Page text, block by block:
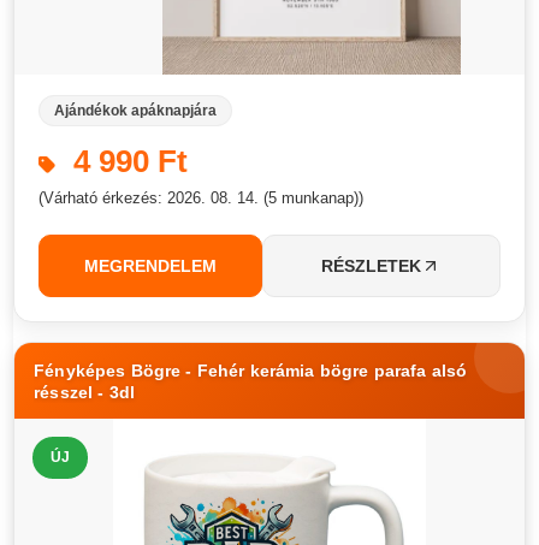
Ajándékok apáknapjára
4 990 Ft
(Várható érkezés: 2026. 08. 14. (5 munkanap))
MEGRENDELEM RÉSZLETEK
Fényképes Bögre - Fehér kerámia bögre parafa alsó
résszel - 3dl
ÚJ